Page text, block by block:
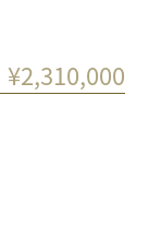
¥2,310,000